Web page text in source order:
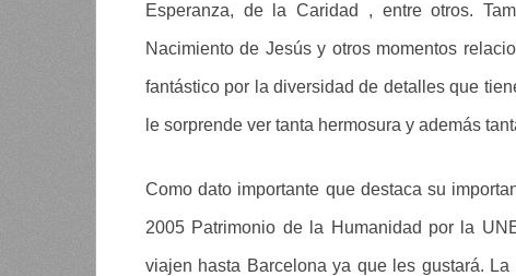
Esperanza, de la Caridad , entre otros.
Nacimiento de Jesús y otros momentos
fantástico por la diversidad de detalles que
le sorprende ver tanta hermosura y además
Como dato importante que destaca su
2005 Patrimonio de la Humanidad por la
viajen hasta Barcelona ya que les gustará.